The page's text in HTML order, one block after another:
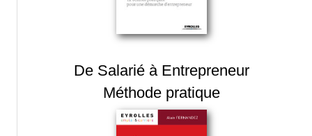
De Salarié à Entrepreneur
Méthode pratique